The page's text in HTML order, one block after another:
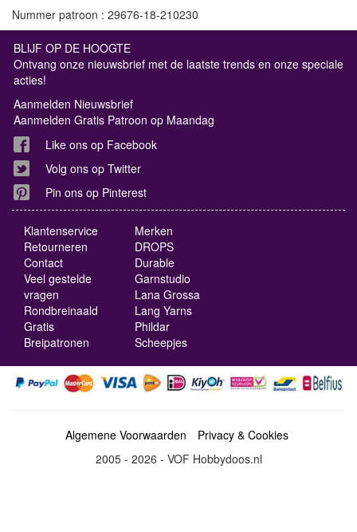
Nummer patroon : 29676-18-210230
BLIJF OP DE HOOGTE
Ontvang onze nieuwsbrief met de laatste trends en onze speciale
acties!
Aanmelden Nieuwsbrief
Aanmelden Gratis Patroon op Maandag
Like ons op Facebook
Volg ons op Twitter
Pin ons op Pinterest
Klantenservice
Retourneren
Contact
Veel gestelde
vragen
Rondbreinaald
Gratis
Breipatronen
Merken
DROPS
Durable
Garnstudio
Lana Grossa
Lang Yarns
Phildar
Scheepjes
Algemene Voorwaarden
Privacy & Cookies
2005 - 2026 - VOF Hobbydoos.nl